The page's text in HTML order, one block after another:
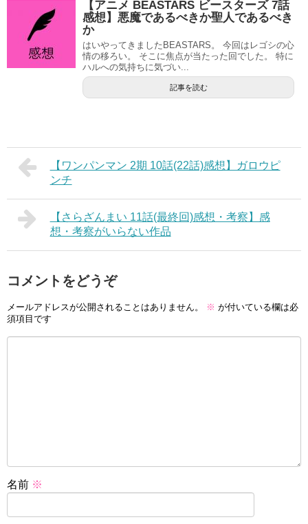
【アニメ BEASTARS ビースターズ 7話
感想】悪魔であるべきか聖人であるべき
か
はいやってきましたBEASTARS。 今回はレゴシの心
情の移ろい。 そこに焦点が当たった回でした。 特に
ハルへの気持ちに気づい...
記事を読む
【ワンパンマン 2期 10話(22話)感想】ガロウピ
ンチ
【さらざんまい 11話(最終回)感想・考察】感
想・考察がいらない作品
コメントをどうぞ
メールアドレスが公開されることはありません。 ※ が付いている欄は必
須項目です
名前 ※